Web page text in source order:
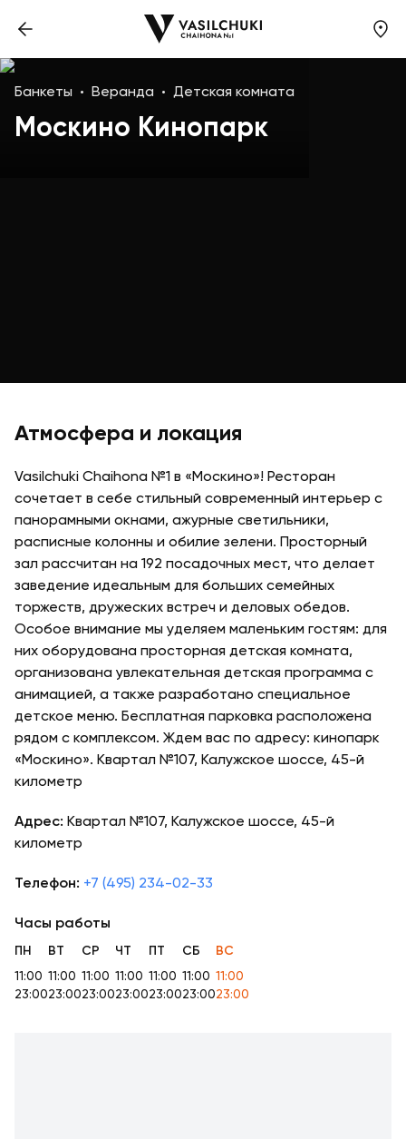
Банкеты Веранда Детская комната
Москино Кинопарк
Атмосфера и локация
Vasilchuki Chaihona №1 в «Москино»! Ресторан
сочетает в себе стильный современный интерьер с
панорамными окнами, ажурные светильники,
расписные колонны и обилие зелени. Просторный
зал рассчитан на 192 посадочных мест, что делает
заведение идеальным для больших семейных
торжеств, дружеских встреч и деловых обедов.
Особое внимание мы уделяем маленьким гостям: для
них оборудована просторная детская комната,
организована увлекательная детская программа с
анимацией, а также разработано специальное
детское меню. Бесплатная парковка расположена
рядом с комплексом. Ждем вас по адресу: кинопарк
«Москино». Квартал №107, Калужское шоссе, 45-й
километр
Адрес: Квартал №107, Калужское шоссе, 45-й
километр
Телефон: +7 (495) 234-02-33
Часы работы
ПН
11:00
23:00
ВТ
11:00
23:00
СР
11:00
23:00
ЧТ
11:00
23:00
ПТ
11:00
23:00
СБ
11:00
23:00
ВС
11:00
23:00